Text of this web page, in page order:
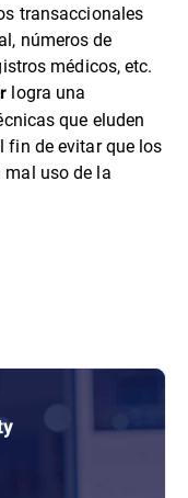
transaccionales
números de
médicos, etc.
logra una
que eluden
fin de evitar que los
uso de la